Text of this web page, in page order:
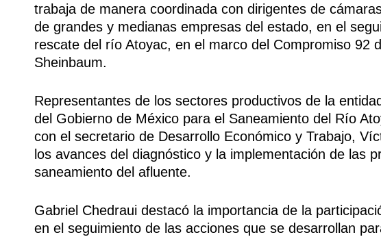
trabaja de manera coordinada con dirigentes de
de grandes y medianas empresas del estado, en el
rescate del río Atoyac, en el marco del Compromiso 92
Sheinbaum.
Representantes de los sectores productivos de la
del Gobierno de México para el Saneamiento del Río
con el secretario de Desarrollo Económico y Trabajo,
los avances del diagnóstico y la implementación de las
saneamiento del afluente.
Gabriel Chedraui destacó la importancia de la
en el seguimiento de las acciones que se desarrollan